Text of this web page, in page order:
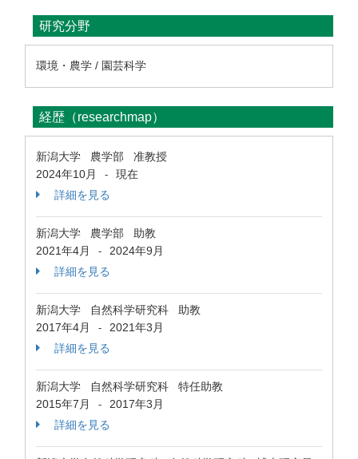
研究分野
環境・農学 / 園芸科学
経歴（researchmap）
新潟大学 農学部 准教授
2024年10月
-
現在
詳細を見る
新潟大学 農学部 助教
2021年4月
-
2024年9月
詳細を見る
新潟大学 自然科学研究科 助教
2017年4月
-
2021年3月
詳細を見る
新潟大学 自然科学研究科 特任助教
2015年7月
-
2017年3月
詳細を見る